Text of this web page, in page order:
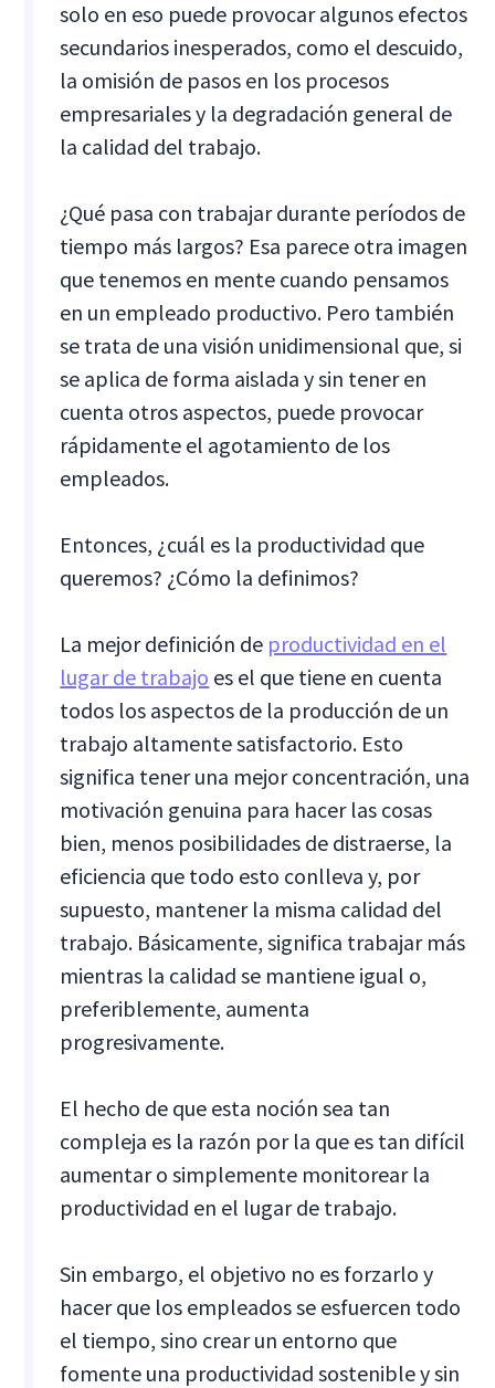
solo en eso puede provocar algunos efectos
secundarios inesperados, como el descuido,
la omisión de pasos en los procesos
empresariales y la degradación general de
la calidad del trabajo.
¿Qué pasa con trabajar durante períodos de
tiempo más largos? Esa parece otra imagen
que tenemos en mente cuando pensamos
en un empleado productivo. Pero también
se trata de una visión unidimensional que, si
se aplica de forma aislada y sin tener en
cuenta otros aspectos, puede provocar
rápidamente el agotamiento de los
empleados.
Entonces, ¿cuál es la productividad que
queremos? ¿Cómo la definimos?
La mejor definición de productividad en el
lugar de trabajo es el que tiene en cuenta
todos los aspectos de la producción de un
trabajo altamente satisfactorio. Esto
significa tener una mejor concentración, una
motivación genuina para hacer las cosas
bien, menos posibilidades de distraerse, la
eficiencia que todo esto conlleva y, por
supuesto, mantener la misma calidad del
trabajo. Básicamente, significa trabajar más
mientras la calidad se mantiene igual o,
preferiblemente, aumenta
progresivamente.
El hecho de que esta noción sea tan
compleja es la razón por la que es tan difícil
aumentar o simplemente monitorear la
productividad en el lugar de trabajo.
Sin embargo, el objetivo no es forzarlo y
hacer que los empleados se esfuercen todo
el tiempo, sino crear un entorno que
fomente una productividad sostenible y sin